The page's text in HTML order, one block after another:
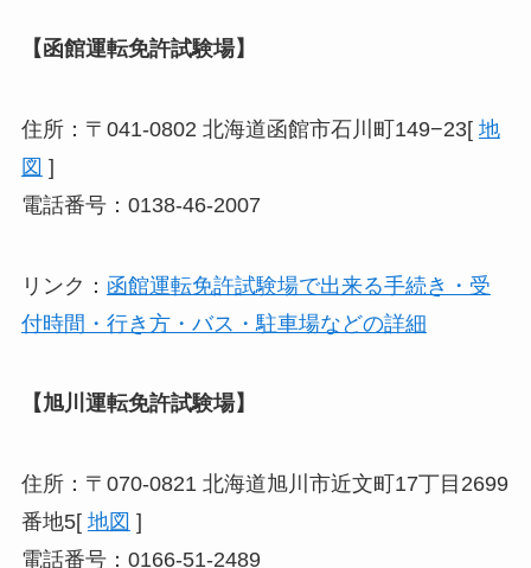
【函館運転免許試験場】
住所：〒041-0802 北海道函館市石川町149−23[ 地
図 ]
電話番号：0138-46-2007
リンク： 函館運転免許試験場で出来る手続き・受
付時間・行き方・バス・駐車場などの詳細
【旭川運転免許試験場】
住所：〒070-0821 北海道旭川市近文町17丁目2699
番地5[ 地図 ]
電話番号：0166-51-2489